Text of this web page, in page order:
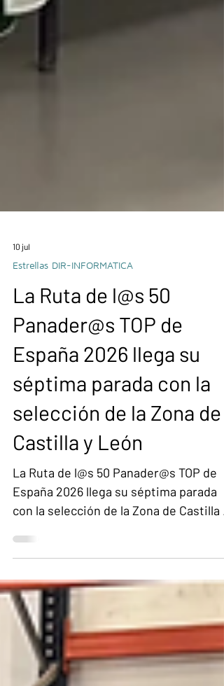
10 jul
Estrellas DIR-INFORMATICA
La Ruta de l@s 50
Panader@s TOP de
España 2026 llega su
séptima parada con la
selección de la Zona de
Castilla y León
La Ruta de l@s 50 Panader@s TOP de
España 2026 llega su séptima parada